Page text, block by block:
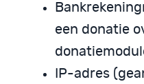
een donatie
IP-adres